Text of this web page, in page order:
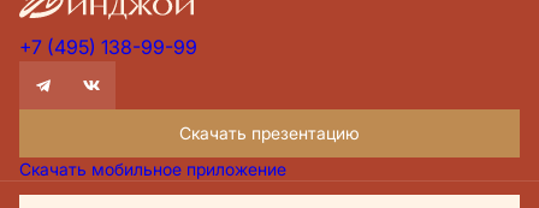
+7 (495) 138-99-99
Скачать презентацию
Скачать мобильное приложение